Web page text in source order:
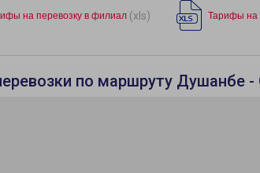
на перевозку в филиал (xls) Тарифы на
по маршруту Душанбе -